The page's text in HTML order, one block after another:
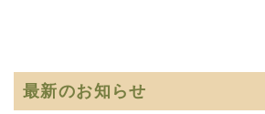
最新のお知らせ